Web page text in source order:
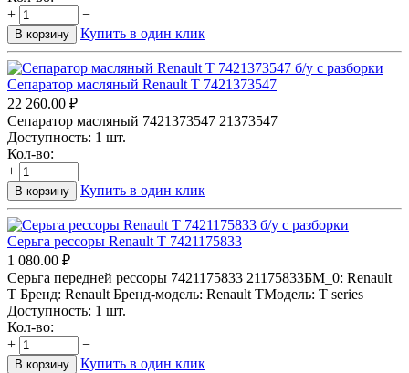
+
−
В корзину Купить в один клик
Сепаратор масляный Renault T 7421373547
22 260.00 ₽
Сепаратор масляный 7421373547 21373547
Доступность: 1 шт.
Кол-во:
+
−
В корзину Купить в один клик
Серьга рессоры Renault T 7421175833
1 080.00 ₽
Серьга передней рессоры 7421175833 21175833БМ_0: Renault
T Бренд: Renault Бренд-модель: Renault TМодель: T series
Доступность: 1 шт.
Кол-во:
+
−
В корзину Купить в один клик